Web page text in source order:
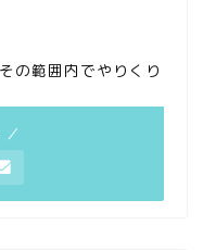
の範囲内でやりくり